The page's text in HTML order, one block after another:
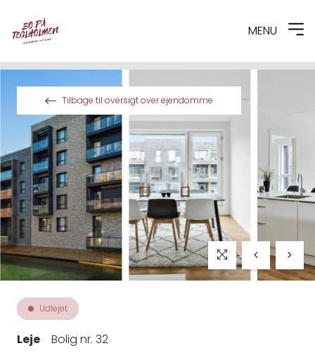
MENU
Tilbage til oversigt over ejendomme
Udlejet
Leje Bolig nr. 32